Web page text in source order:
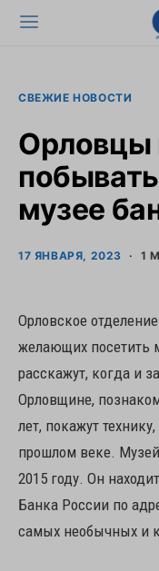
СВЕЖИЕ НОВОСТИ
Орловцы
музее
17 ЯНВАРЯ, 2023 1
Орловское
желающих посетить
расскажут, когда и
Орловщине,
лет, покажут
прошлом веке.
2015 году. Он
Банка России по
самых необычных и